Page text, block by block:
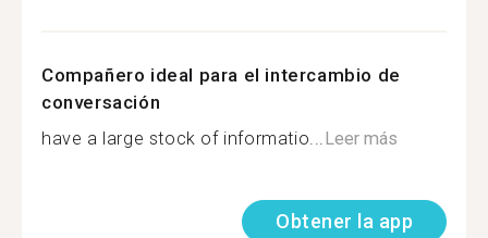
Compañero ideal para el intercambio de
conversación
have a large stock of informatio...Leer más
Obtener la app